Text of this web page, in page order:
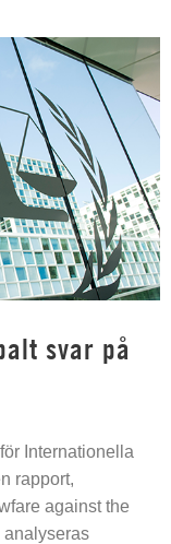
svar på
Internationella
rapport,
against the
analyseras